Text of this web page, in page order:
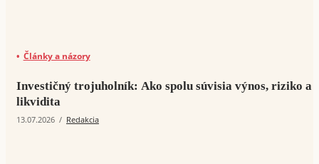
Články a názory
Investičný trojuholník: Ako spolu súvisia výnos, riziko a
likvidita
13.07.2026 / Redakcia